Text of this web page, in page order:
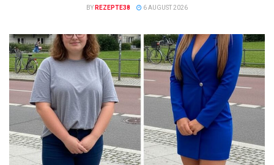
BY REZEPTE38 6 AUGUST 2026